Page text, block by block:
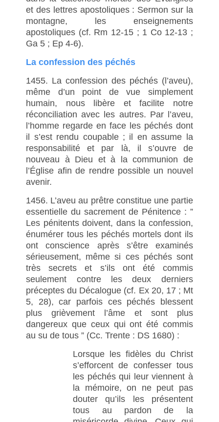
et des lettres apostoliques : Sermon sur la
montagne, les enseignements
apostoliques (cf. Rm 12-15 ; 1 Co 12-13 ;
Ga 5 ; Ep 4-6).
La confession des péchés
1455. La confession des péchés (l’aveu),
même d’un point de vue simplement
humain, nous libère et facilite notre
réconciliation avec les autres. Par l’aveu,
l’homme regarde en face les péchés dont
il s’est rendu coupable ; il en assume la
responsabilité et par là, il s’ouvre de
nouveau à Dieu et à la communion de
l’Église afin de rendre possible un nouvel
avenir.
1456. L’aveu au prêtre constitue une partie
essentielle du sacrement de Pénitence : ”
Les pénitents doivent, dans la confession,
énumérer tous les péchés mortels dont ils
ont conscience après s’être examinés
sérieusement, même si ces péchés sont
très secrets et s’ils ont été commis
seulement contre les deux derniers
préceptes du Décalogue (cf. Ex 20, 17 ; Mt
5, 28), car parfois ces péchés blessent
plus grièvement l’âme et sont plus
dangereux que ceux qui ont été commis
au su de tous ” (Cc. Trente : DS 1680) :
Lorsque les fidèles du Christ
s’efforcent de confesser tous
les péchés qui leur viennent à
la mémoire, on ne peut pas
douter qu’ils les présentent
tous au pardon de la